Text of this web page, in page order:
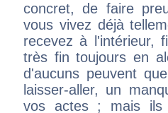
concret, de faire
vous vivez déjà
recevez à l'intérieur,
très fin toujours en
d'aucuns peuvent
laisser-aller, un
vos actes ; mais ils